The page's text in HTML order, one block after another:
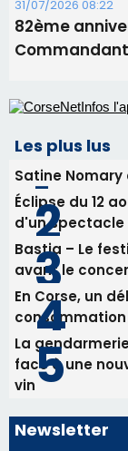
05/08/2026 09:53
Biguglia :
procession le
Tennis -
RCPV
31/07/2026 08:22
82ème
Commandant
Les plus lus
Satine Nomary
Éclipse du 12
d'un spectacle
Bastia – Le
avant le